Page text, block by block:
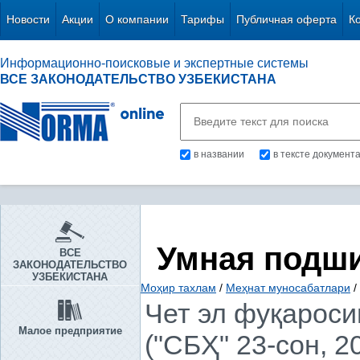
Новости Акции О компании Тарифы Публичная оферта
Информационно-поисковые и экспертные системы
ВСЕ ЗАКОНОДАТЕЛЬСТВО УЗБЕКИСТАНА
в названии в тексте документа
ВСЕ
ЗАКОНОДАТЕЛЬСТВО
УЗБЕКИСТАНА
Малое предприятие
Умная
Моҳир тахлам / Меҳнат муносабатлари /
Чет эл
("СБҲ" 23-сон,